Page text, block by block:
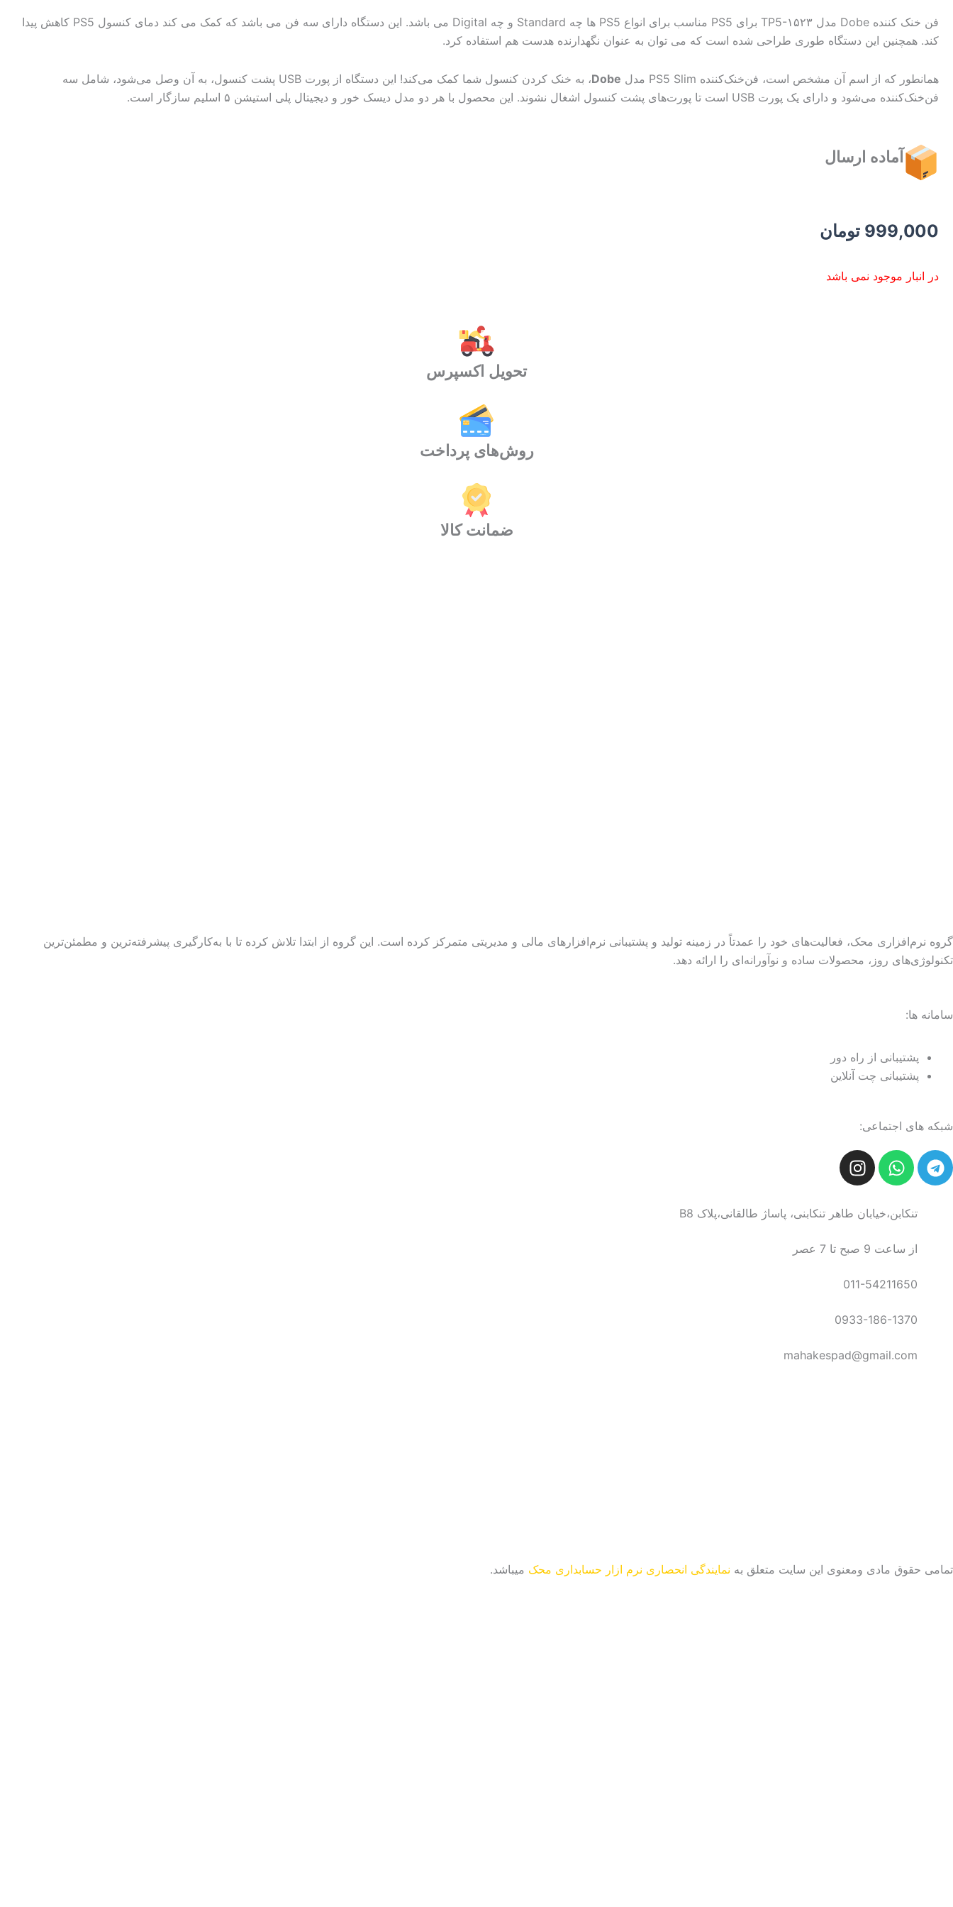
فن خنک کننده Dobe مدل TP5-۱۵۲۳ برای PS5 مناسب برای انواع PS5 ها چه Standard و چه Digital می باشد. این دستگاه دارای سه فن می باشد که کمک می کند دمای کنسول PS5 کاهش پیدا
کند. همچنین این دستگاه طوری طراحی شده است که می توان به عنوان نگهدارنده هدست هم استفاده کرد.
همانطور که از اسم آن مشخص است، فن‌خنک‌‌کننده PS5 Slim مدل Dobe
، به خنک کردن کنسول شما کمک می‌کند! این دستگاه از پورت USB پشت کنسول، به آن وصل می‌شود، شامل سه
فن‌خنک‌کننده می‌شود و دارای یک پورت USB است تا پورت‌های پشت کنسول اشغال نشوند. این محصول با هر دو مدل دیسک خور و دیجیتال پلی استیشن ۵ اسلیم سازگار است.
آماده ارسال
999,000 تومان
در انبار موجود نمی باشد
تحویل اکسپرس
روش‌های پرداخت
ضمانت کالا
گروه نرم‌افزاری محک، فعالیت‌های خود را عمدتاً در زمینه تولید و پشتیبانی نرم‌افزارهای مالی و مدیریتی متمرکز کرده است. این گروه از ابتدا تلاش کرده تا با به‌کارگیری پیشرفته‌ترین و مطمئن‌ترین
تکنولوژی‌های روز، محصولات ساده و نوآورانه‌ای را ارائه دهد.
سامانه ها:
پشتیبانی از راه دور
پشتیبانی چت آنلاین
شبکه های اجتماعی:
T
e
W
h
t
a
p
I
n
t
g
a
تنکابن،خیابان طاهر تنکابنی، پاساژ طالقانی،پلاک B8
از ساعت 9 صبح تا 7 عصر
011-54211650
0933-186-1370
mahakespad@gmail.com
تمامی حقوق مادی ومعنوی این سایت متعلق به نمایندگی انحصاری نرم ازار حسابداری محک میباشد.